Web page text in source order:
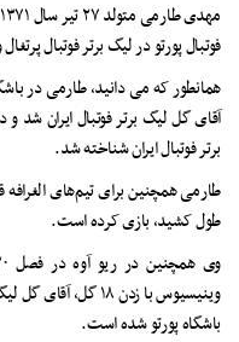
فوتبال پورتو در لیگ برتر فوتبال
برتر فوتبال ایران شناخته شد.
طارمی همچنین برای تیم‌های
طول کشید، بازی کرده است.
وینیسیوس با زدن
باشگاه پورتو شده است.